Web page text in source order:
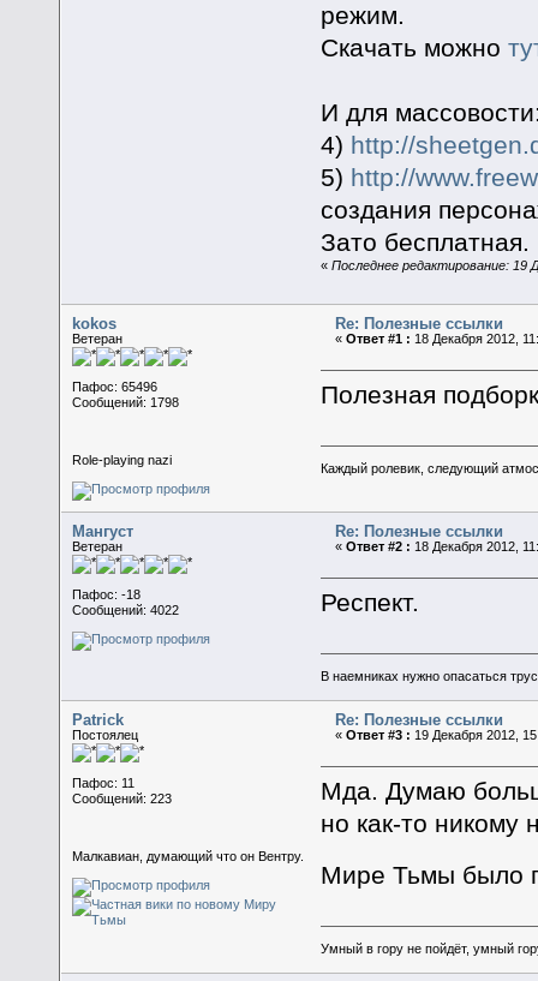
режим.
Скачать можно
И для
4) http://
5) http://
создания
Зато бесплатная.
« Последнее редактирование: 19
kokos
Ветеран
Пафос: 65496
Сообщений: 1798
Role-playing nazi
Re: Полезные ссылки
«Ответ #1 : 18 Декабря 2012,
Полезная
Каждый ролевик, следующий
Мангуст
Ветеран
Пафос: -18
Сообщений: 4022
Re: Полезные ссылки
«Ответ #2 : 18 Декабря 2012,
Респект.
В наемниках нужно опасаться
Patrick
Постоялец
Пафос: 11
Сообщений: 223
Малкавиан, думающий что он Вентру.
Re: Полезные ссылки
«Ответ #3 : 19 Декабря 2012,
Мда. Думаю
но как-то никому
Мире Тьмы было
Умный в гору не пойдёт, умный